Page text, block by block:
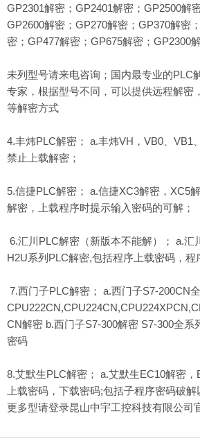
GP2301解密；GP2401解密；GP2500解
GP2600解密；GP270解密；GP370解密
密；GP477解密；GP675解密；GP2300
未列型号请来电咨询；国内最专业的PLC
专家，根据型号不同，可以提供远程解密
等解密方式
4.丰炜PLC解密； a.丰炜VH，VB0、VB1
禁止上载解密；
5.信捷PLC解密； a.信捷XC3解密，XC5
解密，上载程序时提示输入密码的可解；
6.汇川PLC解密（新版本不能解）； a.汇
H2U系列PLC解密,包括程序上载密码，程
7.西门子PLC解密； a.西门子S7-200CN
CN解密 b.西门子S7-300解密 S7-300全系
密码
8.艾默生PLC解密； a.艾默生EC10解密
上载密码，下载密码;包括子程序密码破解
更多型请登录昆山中宇工控科技有限公司